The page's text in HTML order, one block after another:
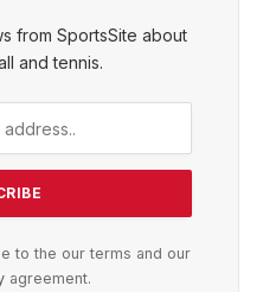
from SportsSite about
and tennis.
to the our terms and our
agreement.